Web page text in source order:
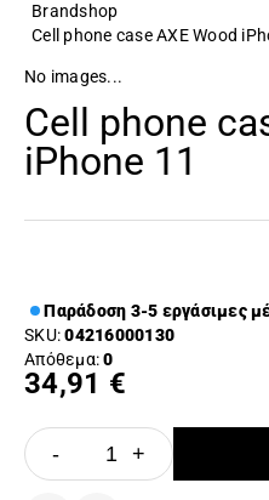
Brandshop
Cell phone case AXE Wood
No images...
Cell phone
iPhone 11
Παράδοση 3-5 εργάσιμες
SKU:04216000130
Απόθεμα:0
34,91 €
- +